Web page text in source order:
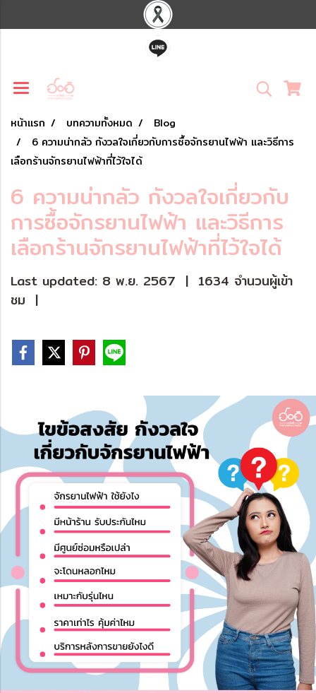
หน้าแรก บทความทั้งหมด
Blog
6 ความน่ากลัว กังวลใจเกี่ยวกับการซื้อจักรยานไฟฟ้า และวิธีการ
เลือกร้านจักรยานไฟฟ้าที่ไว้ใจได้
6 ความน่ากลัว กังวลใจเกี่ยวกับ
การซื้อจักรยานไฟฟ้า และวิธีการ
เลือกร้านจักรยานไฟฟ้าที่ไว้ใจได้
Last updated: 8 พ.ย. 2567 | 1634 จำนวนผู้เข้า
ชม |